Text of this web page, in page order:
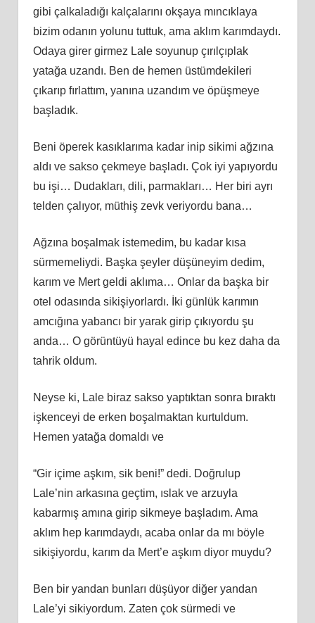
gibi çalkaladığı kalçalarını okşaya mıncıklaya
bizim odanın yolunu tuttuk, ama aklım karımdaydı.
Odaya girer girmez Lale soyunup çırılçıplak
yatağa uzandı. Ben de hemen üstümdekileri
çıkarıp fırlattım, yanına uzandım ve öpüşmeye
başladık.
Beni öperek kasıklarıma kadar inip sikimi ağzına
aldı ve sakso çekmeye başladı. Çok iyi yapıyordu
bu işi… Dudakları, dili, parmakları… Her biri ayrı
telden çalıyor, müthiş zevk veriyordu bana…
Ağzına boşalmak istemedim, bu kadar kısa
sürmemeliydi. Başka şeyler düşüneyim dedim,
karım ve Mert geldi aklıma… Onlar da başka bir
otel odasında sikişiyorlardı. İki günlük karımın
amcığına yabancı bir yarak girip çıkıyordu şu
anda… O görüntüyü hayal edince bu kez daha da
tahrik oldum.
Neyse ki, Lale biraz sakso yaptıktan sonra bıraktı
işkenceyi de erken boşalmaktan kurtuldum.
Hemen yatağa domaldı ve
“Gir içime aşkım, sik beni!” dedi. Doğrulup
Lale’nin arkasına geçtim, ıslak ve arzuyla
kabarmış amına girip sikmeye başladım. Ama
aklım hep karımdaydı, acaba onlar da mı böyle
sikişiyordu, karım da Mert’e aşkım diyor muydu?
Ben bir yandan bunları düşüyor diğer yandan
Lale’yi sikiyordum. Zaten çok sürmedi ve